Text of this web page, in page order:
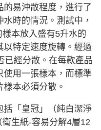
易沖散程度，進行了
時的情況。測試中，
本放入盛有5升水的
特定速度旋轉。經過
已經分散。在每款產品
使用一張樣本，而標準
本必須分散。
括「皇冠」（純白潔淨
生紙-容易分解4層12